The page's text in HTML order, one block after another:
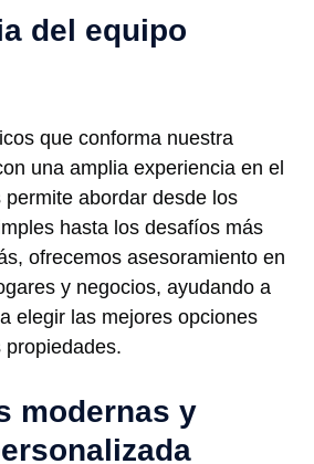
del equipo
que conforma nuestra
una amplia experiencia en el
abordar desde los
hasta los desafíos más
ofrecemos asesoramiento en
y negocios, ayudando a
elegir las mejores opciones
propiedades.
modernas y